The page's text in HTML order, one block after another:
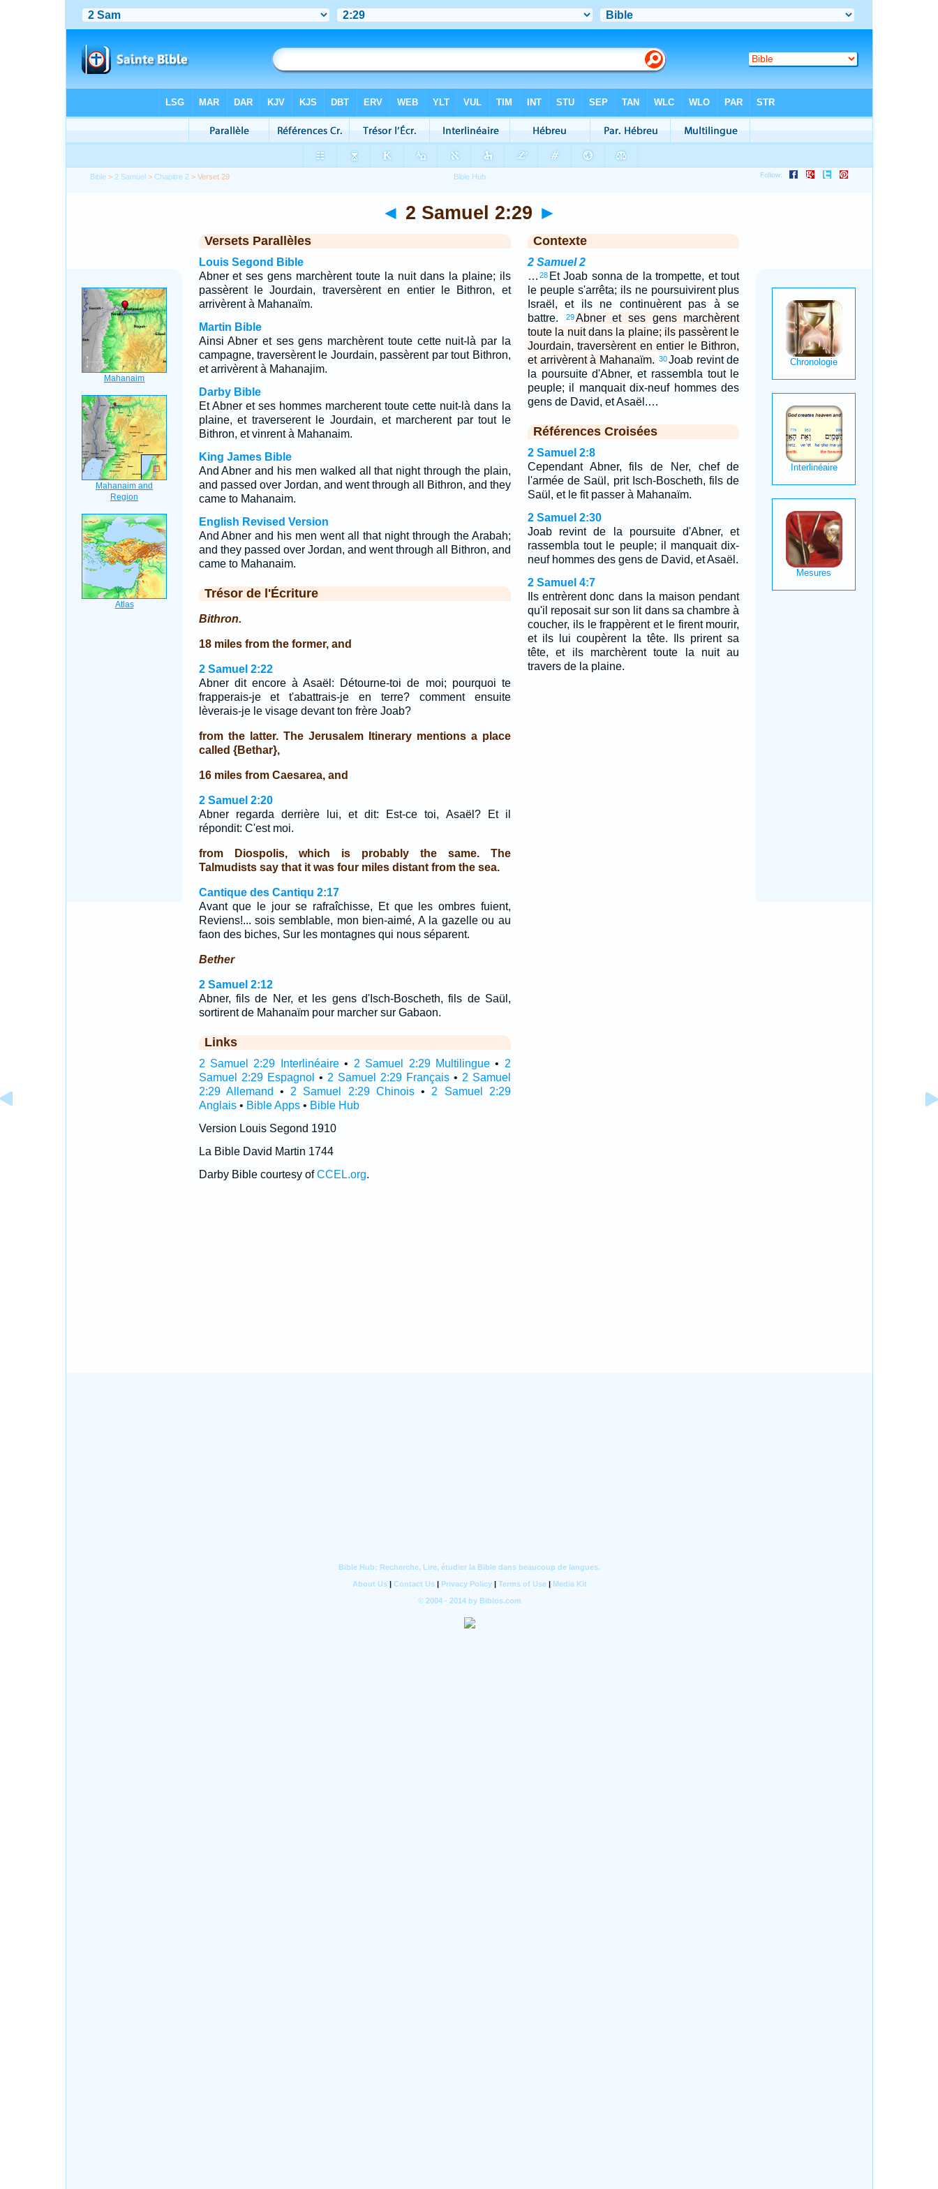
Bible > 2 Samuel >Chapitre 2 > Verset 29
◄ 2 Samuel 2:29 ►
Versets Parallèles
Louis Segond Bible
Abner et ses gens marchèrent toute la nuit dans la plaine; ils
passèrent le Jourdain, traversèrent en entier le Bithron, et
arrivèrent à Mahanaïm.
Martin Bible
Ainsi Abner et ses gens marchèrent toute cette nuit-là par la
campagne, traversèrent le Jourdain, passèrent par tout Bithron,
et arrivèrent à Mahanajim.
Darby Bible
Et Abner et ses hommes marcherent toute cette nuit-là dans la
plaine, et traverserent le Jourdain, et marcherent par tout le
Bithron, et vinrent à Mahanaim.
King James Bible
And Abner and his men walked all that night through the plain,
and passed over Jordan, and went through all Bithron, and they
came to Mahanaim.
English Revised Version
And Abner and his men went all that night through the Arabah;
and they passed over Jordan, and went through all Bithron, and
came to Mahanaim.
Trésor de l'Écriture
Bithron.
18 miles from the former, and
2 Samuel 2:22
Abner dit encore à Asaël: Détourne-toi de moi; pourquoi te
frapperais-je et t'abattrais-je en terre? comment ensuite
lèverais-je le visage devant ton frère Joab?
from the latter. The Jerusalem Itinerary mentions a place
called {Bethar},
16 miles from Caesarea, and
2 Samuel 2:20
Abner regarda derrière lui, et dit: Est-ce toi, Asaël? Et il
répondit: C'est moi.
from Diospolis, which is probably the same. The
Talmudists say that it was four miles distant from the sea.
Cantique des Cantiqu 2:17
Avant que le jour se rafraîchisse, Et que les ombres fuient,
Reviens!... sois semblable, mon bien-aimé, A la gazelle ou au
faon des biches, Sur les montagnes qui nous séparent.
Bether
2 Samuel 2:12
Abner, fils de Ner, et les gens d'Isch-Boscheth, fils de Saül,
sortirent de Mahanaïm pour marcher sur Gabaon.
Links
2 Samuel 2:29 Interlinéaire• 2 Samuel 2:29 Multilingue • 2
Samuel 2:29 Espagnol • 2 Samuel 2:29 Français• 2 Samuel
2:29 Allemand
• 2 Samuel 2:29 Chinois• 2 Samuel 2:29
Anglais• Bible Apps• Bible Hub
Version Louis Segond 1910
La Bible David Martin 1744
Darby Bible courtesy ofCCEL.org.
Contexte
2 Samuel 2
… 28 Et Joab sonna de la trompette, et tout
le peuple s'arrêta; ils ne poursuivirent plus
Israël, et ils ne continuèrent pas à se
battre.
29Abner et ses gens marchèrent
toute la nuit dans la plaine; ils passèrent le
Jourdain, traversèrent en entier le Bithron,
et arrivèrent à Mahanaïm. 30Joab revint de
la poursuite d'Abner, et rassembla tout le
peuple; il manquait dix-neuf hommes des
gens de David, et Asaël.…
Références Croisées
2 Samuel 2:8
Cependant Abner, fils de Ner, chef de
l'armée de Saül, prit Isch-Boscheth, fils de
Saül, et le fit passer à Mahanaïm.
2 Samuel 2:30
Joab revint de la poursuite d'Abner, et
rassembla tout le peuple; il manquait dix-
neuf hommes des gens de David, et Asaël.
2 Samuel 4:7
Ils entrèrent donc dans la maison pendant
qu'il reposait sur son lit dans sa chambre à
coucher, ils le frappèrent et le firent mourir,
et ils lui coupèrent la tête. Ils prirent sa
tête, et ils marchèrent toute la nuit au
travers de la plaine.